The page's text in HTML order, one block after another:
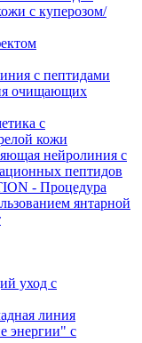
с куперозом/
с пептидами
очищающих
с
кожи
нейролиния с
пептидов
- Процедура
янтарной
уход с
линия
энергии" с